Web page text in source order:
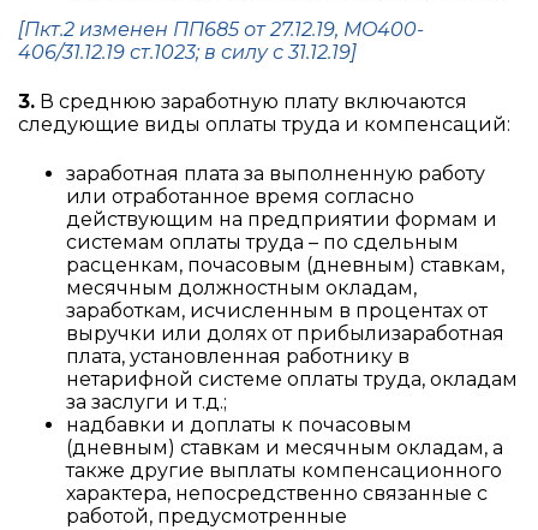
[Пкт.2 изменен ПП685 от 27.12.19, MO400-
406/31.12.19 ст.1023; в силу с 31.12.19]
3. В среднюю заработную плату включаются
следующие виды оплаты труда и компенсаций:
заработная плата за выполненную работу
или отработанное время согласно
действующим на предприятии формам и
системам оплаты труда – по сдельным
расценкам, почасовым (дневным) ставкам,
месячным должностным окладам,
заработкам, исчисленным в процентах от
выручки или долях от прибылизаработная
плата, установленная работнику в
нетарифной системе оплаты труда, окладам
за заслуги и т.д.;
надбавки и доплаты к почасовым
(дневным) ставкам и месячным окладам, а
также другие выплаты компенсационного
характера, непосредственно связанные с
работой, предусмотренные